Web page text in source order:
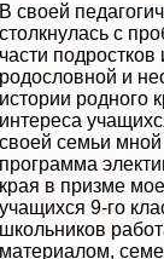
В своей
столкнулась с
части
родословной и
истории родного
интереса
своей семьи
программа
края в призме
учащихся 9-го
школьников
материалом,